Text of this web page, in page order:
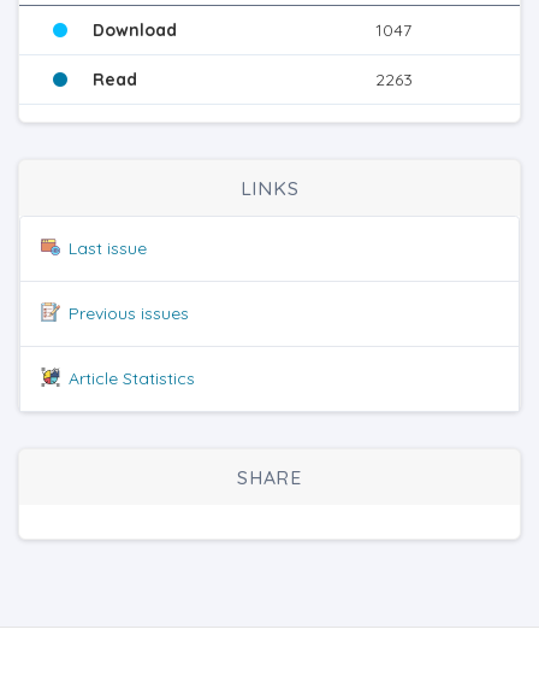
Download 1047
Read 2263
LINKS
Last issue
Previous issues
Article Statistics
SHARE